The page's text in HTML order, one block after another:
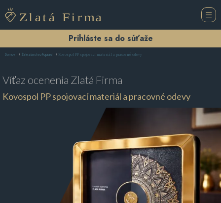
Prihláste sa do súťaže
Domov Železiarstvo Poprad Kovospol PP spojovací materiál a pracovné odevy
Víťaz ocenenia Zlatá Firma
Kovospol PP spojovací materiál a pracovné odevy